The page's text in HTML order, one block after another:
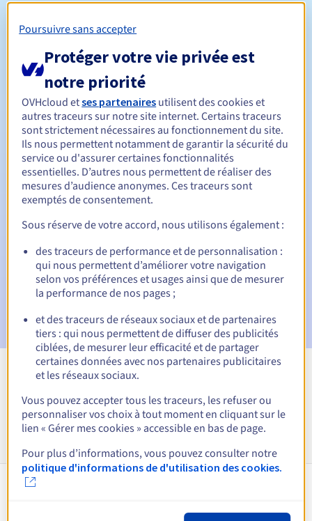
Durée de renouvellement
Période de rédemption
Notifications automatiques :
E-mails d'avertissement :
date d'échéance
E-mail le jour de l'expirationpour notification de la
suspension du nom de domaine
E-mail après la période de grâce de rédemption
Voir toutes les extensions
Informations sur le .es
Poursuivre sans accepter
Protéger votre vie privée est
notre priorité
OVHcloud etses partenaires utilisent des cookies et
autres traceurs sur notre site internet. Certains traceurs
sont strictement nécessaires au fonctionnement du site.
Ils nous permettent notamment de garantir la sécurité du
service ou d'assurer certaines fonctionnalités
essentielles. D’autres nous permettent de réaliser des
mesures d’audience anonymes. Ces traceurs sont
exemptés de consentement.
Sous réserve de votre accord, nous utilisons également :
des traceurs de performance et de personnalisation :
qui nous permettent d’améliorer votre navigation
selon vos préférences et usages ainsi que de mesurer
la performance de nos pages ;
et des traceurs de réseaux sociaux et de partenaires
tiers : qui nous permettent de diffuser des publicités
ciblées, de mesurer leur efficacité et de partager
certaines données avec nos partenaires publicitaires
et les réseaux sociaux.
Vous pouvez accepter tous les traceurs, les refuser ou
personnaliser vos choix à tout moment en cliquant sur le
lien « Gérer mes cookies » accessible en bas de page.
Pour plus d’informations, vous pouvez consulter notre
politique d'informations de d'utilisation des cookies.